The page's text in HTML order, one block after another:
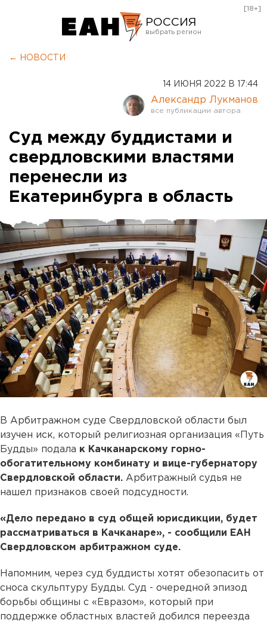
РОССИЯ
Оренбург
[18+]
← НОВОСТИ
14 ИЮНЯ 2022 В 17:44
Александр Лукманов
Суд между буддистами и
свердловскими властями
перенесли из
Екатеринбурга в область
В Арбитражном суде Свердловской области был
изучен иск, который религиозная организация «Путь
Будды» подала к Качканарскому горно-
обогатительному комбинату и вице-губернатору
Свердловской области. Арбитражный судья не
нашел признаков своей подсудности.
«Дело передано в суд общей юрисдикции, будет
рассматриваться в Качканаре», - сообщили ЕАН
Свердловском арбитражном суде.
Напомним, через суд буддисты хотят обезопасить от
сноса скульптуру Будды. Суд - очередной эпизод
борьбы общины с «Евразом», который при
поддержке областных властей добился переезда